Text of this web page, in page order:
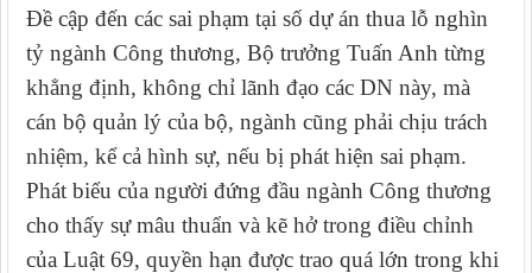
Đề cập đến các sai phạm tại số dự án thua lỗ nghìn
tỷ ngành Công thương, Bộ trưởng Tuấn Anh từng
khẳng định, không chỉ lãnh đạo các DN này, mà
cán bộ quản lý của bộ, ngành cũng phải chịu trách
nhiệm, kể cả hình sự, nếu bị phát hiện sai phạm.
Phát biểu của người đứng đầu ngành Công thương
cho thấy sự mâu thuẩn và kẽ hở trong điều chỉnh
của Luật 69, quyền hạn được trao quá lớn trong khi